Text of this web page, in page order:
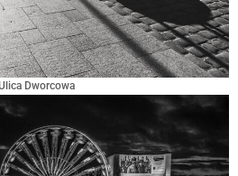
Dworcowa